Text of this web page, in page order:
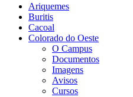
Ariquemes
Buritis
Cacoal
Colorado do Oeste
O Campus
Documentos
Imagens
Avisos
Cursos